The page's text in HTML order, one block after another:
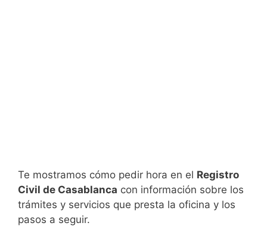
Te mostramos cómo pedir hora en el Registro
Civil de Casablanca con información sobre los
trámites y servicios que presta la oficina y los
pasos a seguir.